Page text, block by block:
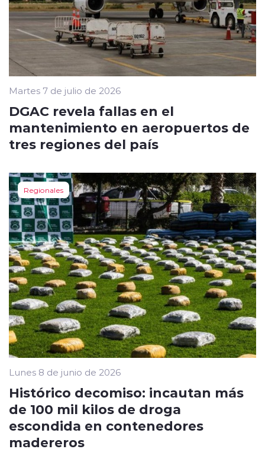
Martes 7 de julio de 2026
DGAC revela fallas en el
mantenimiento en aeropuertos de
tres regiones del país
Regionales
Lunes 8 de junio de 2026
Histórico decomiso: incautan más
de 100 mil kilos de droga
escondida en contenedores
madereros